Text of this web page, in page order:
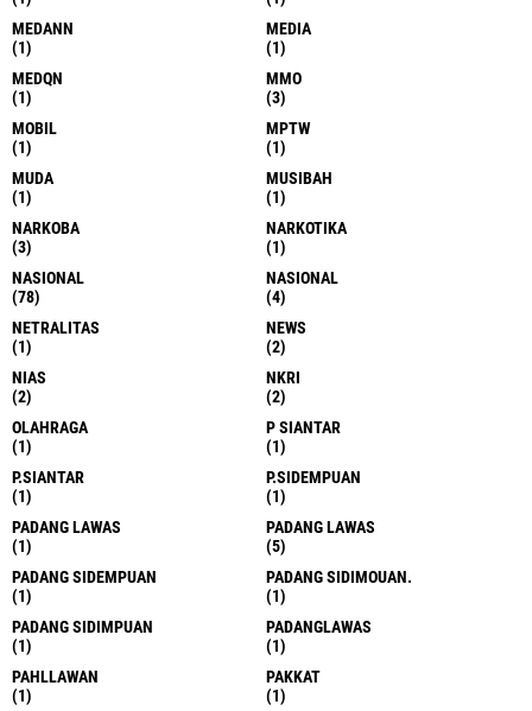
MEDANN
(1)
MEDIA
(1)
MEDQN
(1)
MMO
(3)
MOBIL
(1)
MPTW
(1)
MUDA
(1)
MUSIBAH
(1)
NARKOBA
(3)
NARKOTIKA
(1)
NASIONAL
(78)
NASIONAL
(4)
NETRALITAS
(1)
NEWS
(2)
NIAS
(2)
NKRI
(2)
OLAHRAGA
(1)
P SIANTAR
(1)
P.SIANTAR
(1)
P.SIDEMPUAN
(1)
PADANG LAWAS
(1)
PADANG LAWAS
(5)
PADANG SIDEMPUAN
(1)
PADANG SIDIMOUAN.
(1)
PADANG SIDIMPUAN
(1)
PADANGLAWAS
(1)
PAHLLAWAN
(1)
PAKKAT
(1)